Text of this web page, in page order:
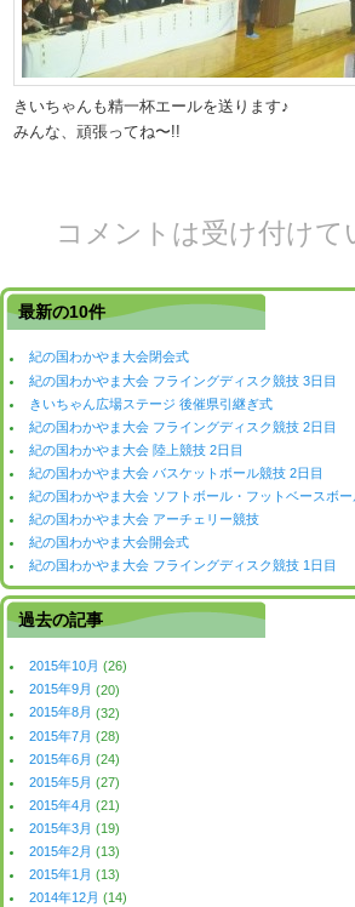
きいちゃんも精一杯エールを送ります♪
みんな、頑張ってね〜!!
コメントは受け付けて
最新の10件
紀の国わかやま大会閉会式
紀の国わかやま大会 フライングディスク競技 3日目
きいちゃん広場ステージ 後催県引継ぎ式
紀の国わかやま大会 フライングディスク競技 2日目
紀の国わかやま大会 陸上競技 2日目
紀の国わかやま大会 バスケットボール競技 2日目
紀の国わかやま大会 ソフトボール・フットベースボ
紀の国わかやま大会 アーチェリー競技
紀の国わかやま大会開会式
紀の国わかやま大会 フライングディスク競技 1日目
過去の記事
2015年10月 (26)
2015年9月 (20)
2015年8月 (32)
2015年7月 (28)
2015年6月 (24)
2015年5月 (27)
2015年4月 (21)
2015年3月 (19)
2015年2月 (13)
2015年1月 (13)
2014年12月 (14)